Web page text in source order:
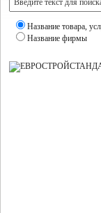
Название товара,
Название фирмы